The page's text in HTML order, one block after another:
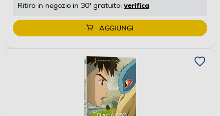
Ritiro in negozio in 30' gratuito: verifica
AGGIUNGI